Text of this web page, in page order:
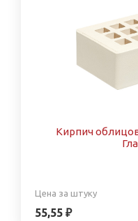
Кирпич
Цена за штуку
55,55 ₽